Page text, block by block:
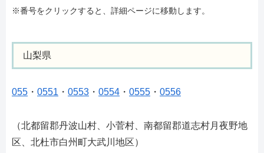
※番号をクリックすると、詳細ページに移動します。
山梨県
055 ・ 0551 ・ 0553 ・ 0554 ・ 0555 ・ 0556
（北都留郡丹波山村、小菅村、南都留郡道志村月夜野地
区、北杜市白州町大武川地区）